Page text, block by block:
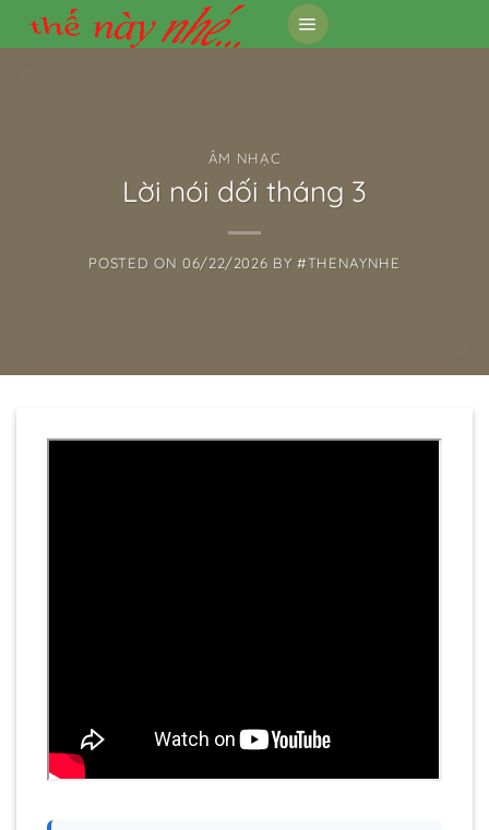
Skip
to
ÂM NHẠC
Lời nói dối tháng 3
POSTED ON 06/22/2026 BY#THENAYNHE